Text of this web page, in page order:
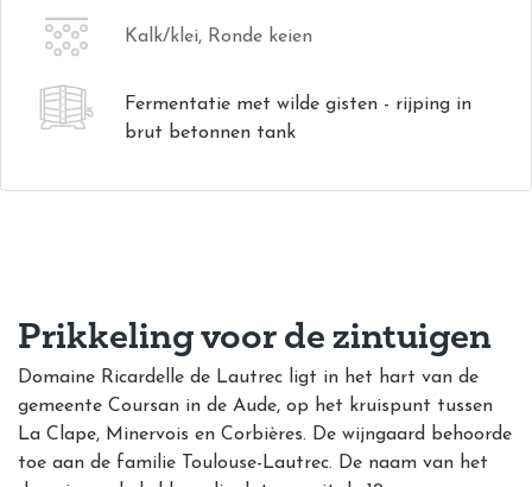
Kalk/klei, Ronde keien
Fermentatie met wilde gisten - rijping in
brut betonnen tank
Prikkeling voor de zintuigen
Domaine Ricardelle de Lautrec ligt in het hart van de
gemeente Coursan in de Aude, op het kruispunt tussen
La Clape, Minervois en Corbières. De wijngaard
behoorde
toe aan de familie Toulouse-Lautrec. De naam van het